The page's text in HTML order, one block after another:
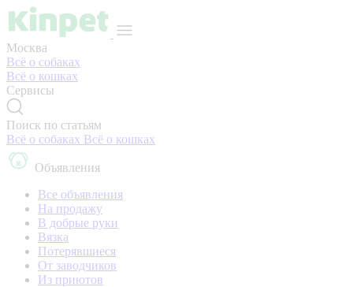
Москва
Всё о собаках
Всё о кошках
Сервисы
Поиск по статьям
Всё о собаках Всё о кошках
Объявления
Все объявления
На продажу
В добрые руки
Вязка
Потерявшиеся
От заводчиков
Из приютов